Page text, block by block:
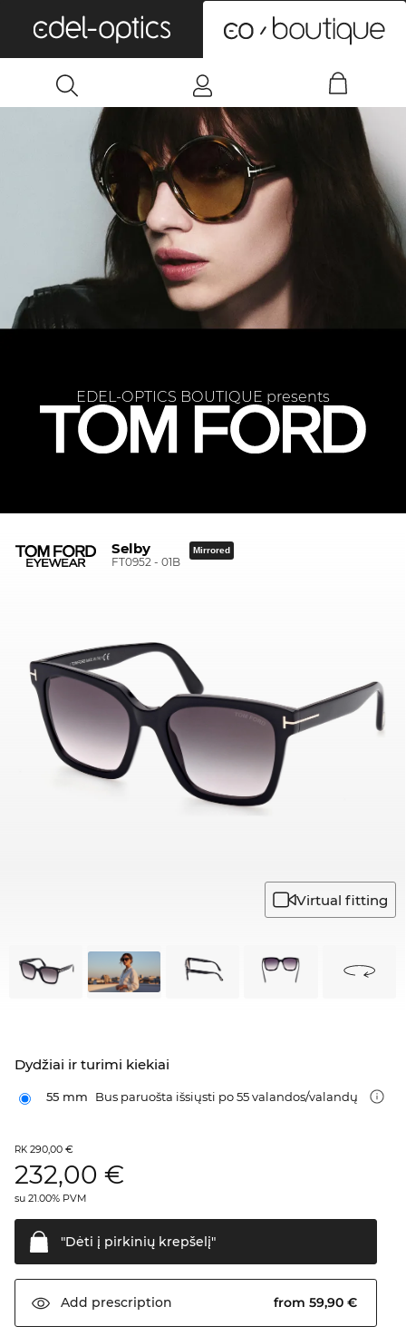
EDEL-OPTICS BOUTIQUE presents
Selby
FT0952 - 01B
Mirrored
Virtual fitting
Dydžiai ir turimi kiekiai
55 mm Bus paruošta išsiųsti po 55 valandos/valandų
RK 290,00 €
232,00 €
su 21.00% PVM
"Dėti į pirkinių krepšelį"
Add prescription from 59,90 €